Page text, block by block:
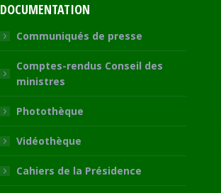
DOCUMENTATION
Communiqués de presse
Comptes-rendus Conseil des
ministres
Photothèque
Vidéothèque
Cahiers de la Présidence